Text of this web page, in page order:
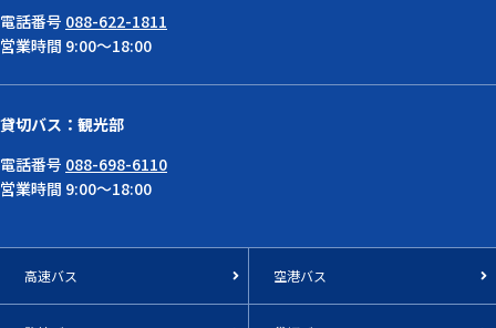
電話番号 088-622-1811
営業時間 9:00～18:00
貸切バス：観光部
電話番号 088-698-6110
営業時間 9:00～18:00
高速バス 空港バス